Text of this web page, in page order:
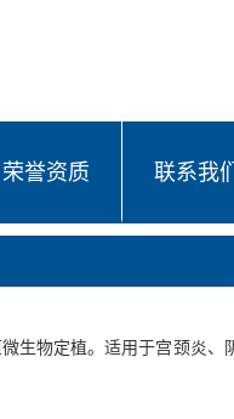
荣誉资质 联系我
生物定植。适用于宫颈炎